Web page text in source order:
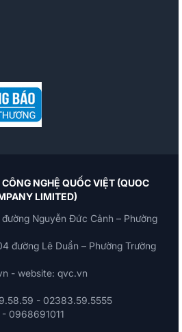
NGHỆ QUỐC VIỆT (QUOC
LIMITED)
đường Nguyễn Đức Cảnh – Phường
đường Lê Duẩn – Phường Trường
- website: qvc.vn
- 02383.59.5555
- 0968691011